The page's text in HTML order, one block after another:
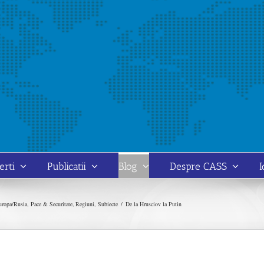
Publicatii Blog Despre CASS
Rusia Pace & Securitate Regiuni Subiecte De la Hrusciov la Putin